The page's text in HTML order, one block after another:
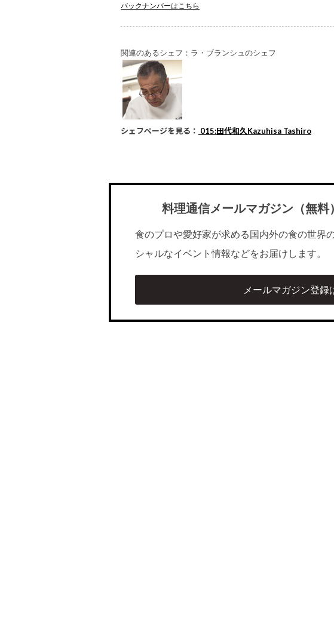
バックナンバーはこちら
関連のあるシェフ：ラ・ブランシュのシェフ
シェフページを見る： 015:田代和久Kazuhisa Tashiro
料理通信メールマガジン（無料
食のプロや愛好家が求める国内外の食の世界
シャルなイベント情報などをお届けします。
メールマガジン登録